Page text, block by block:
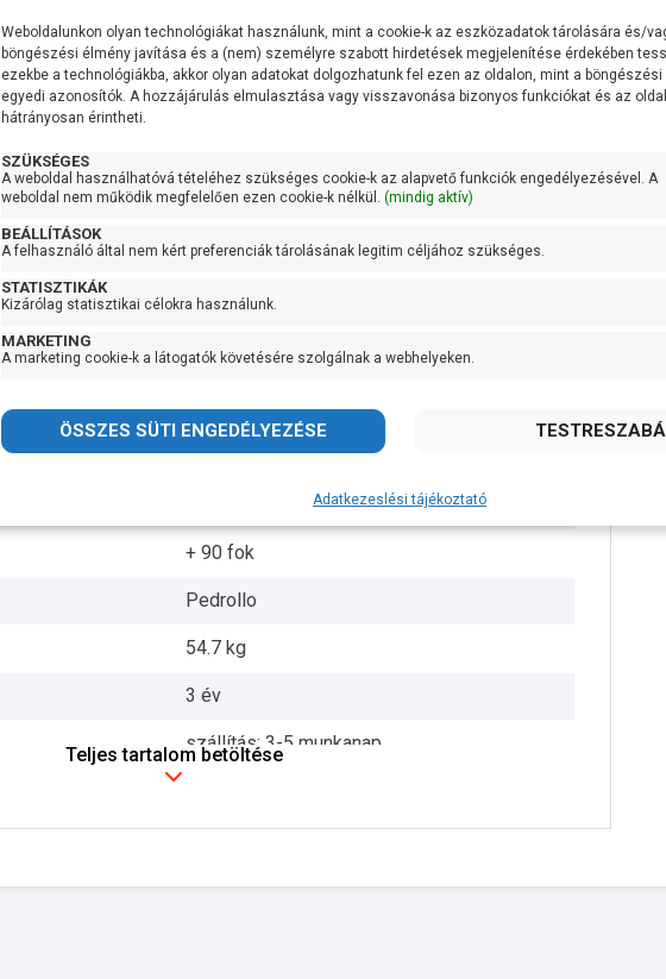
5,5 KW
250 liter/perc
7 méter
5/4 coll
83 méteren 140 liter/perc
Rézötvözet
Öntvény
AISI 431 rozsdamentes acél
+ 90 fok
Pedrollo
54.7 kg
3 év
szállítás: 3-5 munkanap
Teljes tartalom betöltése
Weboldalunkon olyan technológiákat használunk, mint a cookie-k az eszközadatok tárolására és/
böngészési élmény javítása és a (nem) személyre szabott hirdetések megjelenítése érdekében
ezekbe a technológiákba, akkor olyan adatokat dolgozhatunk fel ezen az oldalon, mint a
egyedi azonosítók. A hozzájárulás elmulasztása vagy visszavonása bizonyos funkciókat és az
hátrányosan érintheti.
SZÜKSÉGES
A weboldal használhatóvá tételéhez szükséges cookie-k az alapvető funkciók engedélyezésével. A
weboldal nem működik megfelelően ezen cookie-k nélkül. (mindig aktív)
BEÁLLÍTÁSOK
A felhasználó által nem kért preferenciák tárolásának legitim céljához szükséges.
STATISZTIKÁK
Kizárólag statisztikai célokra használunk.
MARKETING
A marketing cookie-k a látogatók követésére szolgálnak a webhelyeken.
Adatkezeslési tájékoztató